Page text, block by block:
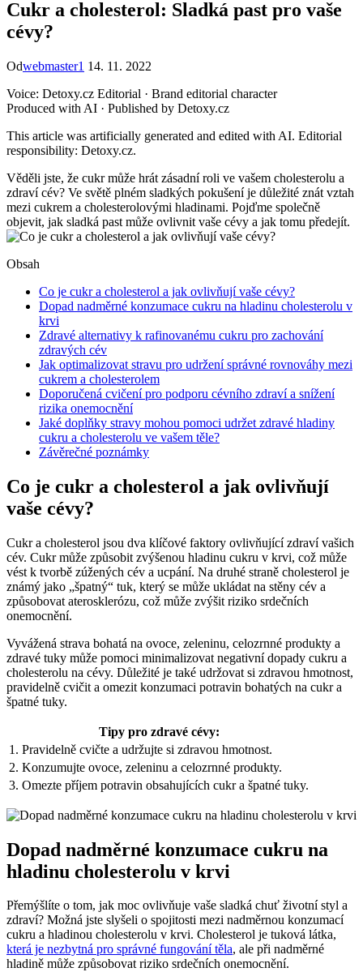
Cukr a cholesterol: Sladká past pro vaše
cévy?
Odwebmaster1 14. 11. 2022
Voice: Detoxy.cz Editorial · Brand editorial character
Produced with AI · Published by Detoxy.cz
This article was artificially generated and edited with AI. Editorial
responsibility: Detoxy.cz.
Věděli jste, že cukr může hrát zásadní roli ve vašem cholesterolu a
zdraví cév? Ve světě plném sladkých pokušení je důležité znát vztah
mezi cukrem a cholesterolovými hladinami. Pojďme společně
objevit, jak sladká past může ovlivnit vaše cévy a jak tomu předejít.
Obsah
Co je cukr a cholesterol a jak ovlivňují vaše cévy?
Dopad nadměrné konzumace cukru na hladinu cholesterolu v
krvi
Zdravé alternativy k rafinovanému cukru pro zachování
zdravých cév
Jak optimalizovat stravu pro udržení správné rovnováhy mezi
cukrem a cholesterolem
Doporučená cvičení pro podporu cévního zdraví a snížení
rizika onemocnění
Jaké doplňky stravy mohou pomoci udržet zdravé hladiny
cukru a cholesterolu ve vašem těle?
Závěrečné poznámky
Co je cukr a cholesterol a jak ovlivňují
vaše cévy?
Cukr a cholesterol jsou dva klíčové faktory ovlivňující zdraví vašich
cév. Cukr může způsobit zvýšenou hladinu cukru v krvi, což může
vést k tvorbě zúžených cév a ucpání. Na druhé straně cholesterol je
známý jako „špatný“ tuk, který se může ukládat na stěny cév a
způsobovat aterosklerózu, což může zvýšit riziko srdečních
onemocnění.
Vyvážená strava bohatá na ovoce, zeleninu, celozrnné produkty a
zdravé tuky může pomoci minimalizovat negativní dopady cukru a
cholesterolu na cévy. Důležité je také udržovat si zdravou hmotnost,
pravidelně cvičit a omezit konzumaci potravin bohatých na cukr a
špatné tuky.
Tipy pro zdravé cévy:
1. Pravidelně cvičte a udržujte si zdravou hmotnost.
2. Konzumujte ovoce, zeleninu a celozrnné produkty.
3. Omezte příjem potravin obsahujících cukr a špatné tuky.
Dopad nadměrné konzumace cukru na
hladinu cholesterolu v krvi
Přemýšlíte o tom, jak moc ovlivňuje vaše sladká chuť životní styl a
zdraví? Možná jste slyšeli o spojitosti mezi nadměrnou konzumací
cukru a hladinou cholesterolu v krvi. Cholesterol je tuková látka,
která je nezbytná pro správné fungování těla, ale při nadměrné
hladině může způsobovat riziko srdečních onemocnění.